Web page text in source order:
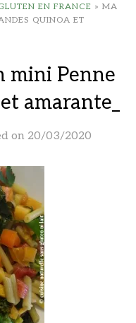
EN FRANCE » MA
QUINOA ET
mini Penne
amarante_
on 20/03/2020